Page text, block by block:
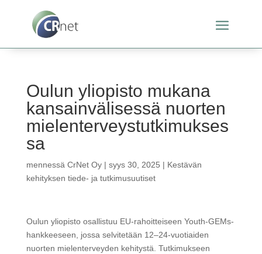
Oulun yliopisto mukana
kansainvälisessä nuorten
mielenterveystutkimukses
sa
mennessä CrNet Oy| syys 30, 2025 | Kestävän
kehityksen tiede- ja tutkimusuutiset
Oulun yliopisto osallistuu EU-rahoitteiseen Youth-GEMs-
hankkeeseen, jossa selvitetään 12–24-vuotiaiden
nuorten mielenterveyden kehitystä. Tutkimukseen